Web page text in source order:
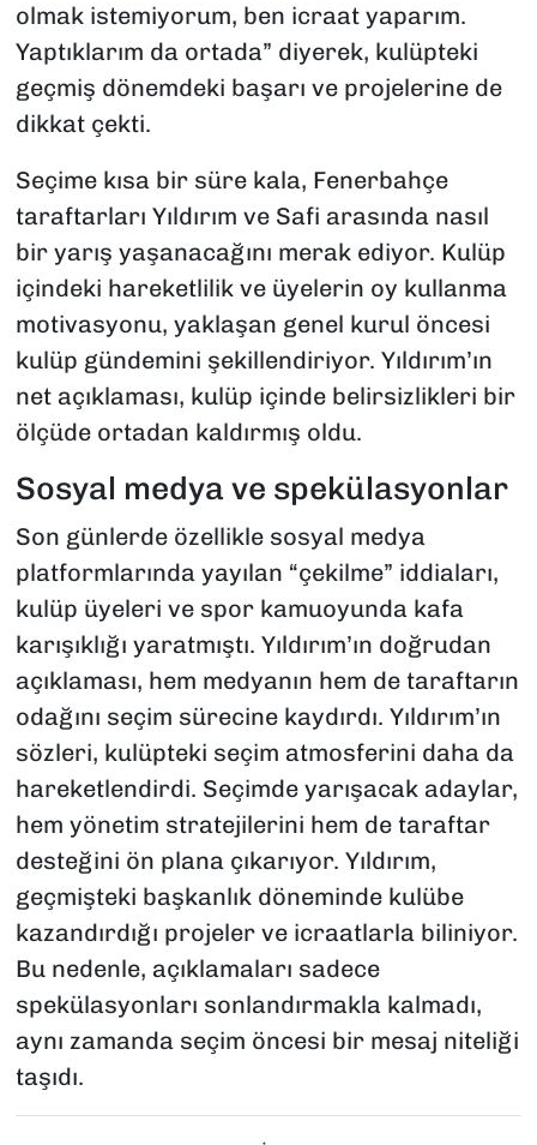
olmak istemiyorum, ben icraat yaparım.
Yaptıklarım da ortada” diyerek, kulüpteki
geçmiş dönemdeki başarı ve projelerine de
dikkat çekti.
Seçime kısa bir süre kala, Fenerbahçe
taraftarları Yıldırım ve Safi arasında nasıl
bir yarış yaşanacağını merak ediyor. Kulüp
içindeki hareketlilik ve üyelerin oy kullanma
motivasyonu, yaklaşan genel kurul öncesi
kulüp gündemini şekillendiriyor. Yıldırım’ın
net açıklaması, kulüp içinde belirsizlikleri bir
ölçüde ortadan kaldırmış oldu.
Sosyal medya ve spekülasyonlar
Son günlerde özellikle sosyal medya
platformlarında yayılan “çekilme” iddiaları,
kulüp üyeleri ve spor kamuoyunda kafa
karışıklığı yaratmıştı. Yıldırım’ın doğrudan
açıklaması, hem medyanın hem de taraftarın
odağını seçim sürecine kaydırdı. Yıldırım’ın
sözleri, kulüpteki seçim atmosferini daha da
hareketlendirdi. Seçimde yarışacak adaylar,
hem yönetim stratejilerini hem de taraftar
desteğini ön plana çıkarıyor. Yıldırım,
geçmişteki başkanlık döneminde kulübe
kazandırdığı projeler ve icraatlarla biliniyor.
Bu nedenle, açıklamaları sadece
spekülasyonları sonlandırmakla kalmadı,
aynı zamanda seçim öncesi bir mesaj niteliği
taşıdı.